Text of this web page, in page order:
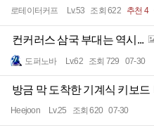
로테이터커프 Lv.53 조회 622 추천 4
컨커러스 삼국 부대는 역시...
도퍼노바 Lv.62 조회 729 07-30
방금 막 도착한 기계식 키보드
Heejoon Lv.25 조회 620 07-30